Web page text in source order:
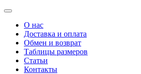
О нас
Доставка и оплата
Обмен и возврат
Таблицы размеров
Статьи
Контакты